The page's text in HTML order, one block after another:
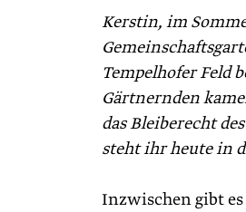
Kerstin, im
Tempelhofer Feld
Gärtnernden
das Bleiberecht
steht ihr heute in
Inzwischen gibt es